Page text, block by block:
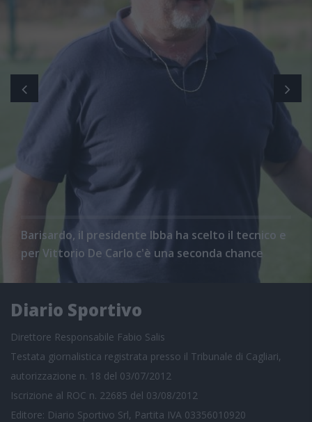
Barisardo, il presidente Ibba ha scelto il tecnico e
per Vittorio De Carlo c'è una seconda chance
Diario Sportivo
Direttore Responsabile Fabio Salis
Testata giornalistica registrata presso il Tribunale di Cagliari,
autorizzazione n. 18 del 03/07/2012
Iscrizione al ROC n. 22685 del 03/08/2012
Editore: Diario Sportivo Srl, Partita IVA 03356010920